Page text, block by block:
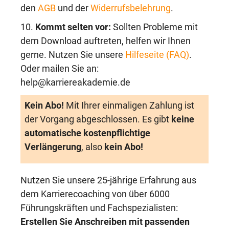
den AGB und der Widerrufsbelehrung.
10. Kommt selten vor: Sollten Probleme mit
dem Download auftreten, helfen wir Ihnen
gerne. Nutzen Sie unsere Hilfeseite (FAQ).
Oder mailen Sie an:
help@karriereakademie.de
Kein Abo! Mit Ihrer einmaligen Zahlung ist
der Vorgang abgeschlossen. Es gibt keine
automatische kostenpflichtige
Verlängerung, also kein Abo!
Nutzen Sie unsere 25-jährige Erfahrung aus
dem Karrierecoaching von über 6000
Führungskräften und Fachspezialisten:
Erstellen Sie Anschreiben mit passenden